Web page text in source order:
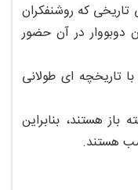
تاریخی که روشنفکران
دوبووار در آن حضور
تاریخچه‌ ای طولانی
از این کافه‌ ها 24 ساعته باز هستند، بنابراین
هستند.